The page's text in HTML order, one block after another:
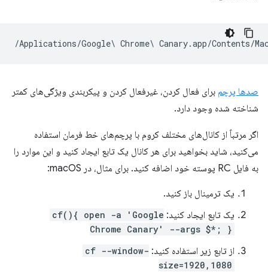
صدها پرچم برای فعال کردن، غیرفعال کردن و پیکربندی ویژگی‌های کمتر
شناخته شده وجود دارد.
اگر مرتباً از کانال‌های مختلف کروم با پرچم‌های خط فرمان استفاده
می‌کنید، شاید بخواهید برای هر کانال یک تابع ایجاد کنید و این موارد را
به فایل RC پوسته خود اضافه کنید. برای مثال، در macOS:
یک ترمینال باز کنید.
یک تابع ایجاد کنید: cf(){ open -a 'Google
Chrome Canary' --args $*; }
از تابع زیر استفاده کنید: cf --window-
size=1920,1080